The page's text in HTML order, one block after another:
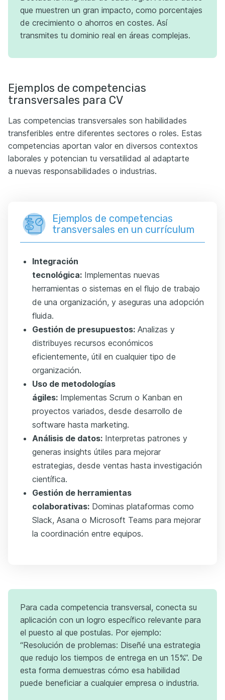
que muestren un gran impacto, como porcentajes
de crecimiento o ahorros en costes. Así
transmites tu dominio real en áreas complejas.
Ejemplos de competencias
transversales para CV
Las competencias transversales son habilidades
transferibles entre diferentes sectores o roles. Estas
competencias aportan valor en diversos contextos
laborales y potencian tu versatilidad al adaptarte
a nuevas responsabilidades o industrias.
Ejemplos de competencias
transversales en un currículum
Integración
tecnológica: Implementas nuevas
herramientas o sistemas en el flujo de trabajo
de una organización, y aseguras una adopción
fluida.
Gestión de presupuestos: Analizas y
distribuyes recursos económicos
eficientemente, útil en cualquier tipo de
organización.
Uso de metodologías
ágiles: Implementas Scrum o Kanban en
proyectos variados, desde desarrollo de
software hasta marketing.
Análisis de datos: Interpretas patrones y
generas insights útiles para mejorar
estrategias, desde ventas hasta investigación
científica.
Gestión de herramientas
colaborativas: Dominas plataformas como
Slack, Asana o Microsoft Teams para mejorar
la coordinación entre equipos.
Para cada competencia transversal, conecta su
aplicación con un logro específico relevante para
el puesto al que postulas. Por ejemplo:
“Resolución de problemas: Diseñé una estrategia
que redujo los tiempos de entrega en un 15%”. De
esta forma demuestras cómo esa habilidad
puede beneficiar a cualquier empresa o industria.